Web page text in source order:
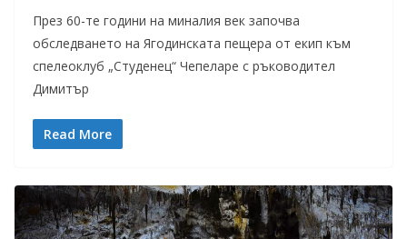
През 60-те години на миналия век започва
обследването на Ягодинската пещера от екип към
спелеоклуб „Студенец“ Чепеларе с ръководител
Димитър
Read More